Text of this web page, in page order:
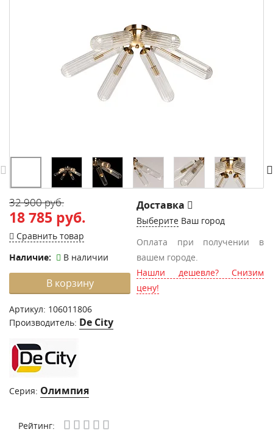
32 900 руб.
18 785 руб.
Сравнить товар
Наличие:
В наличии
В корзину
Артикул: 106011806
Производитель: De City
Серия: Олимпия
Доставка
Выберите Ваш город
Оплата при получении в
вашем городе.
Нашли дешевле? Снизим
цену!
Рейтинг: